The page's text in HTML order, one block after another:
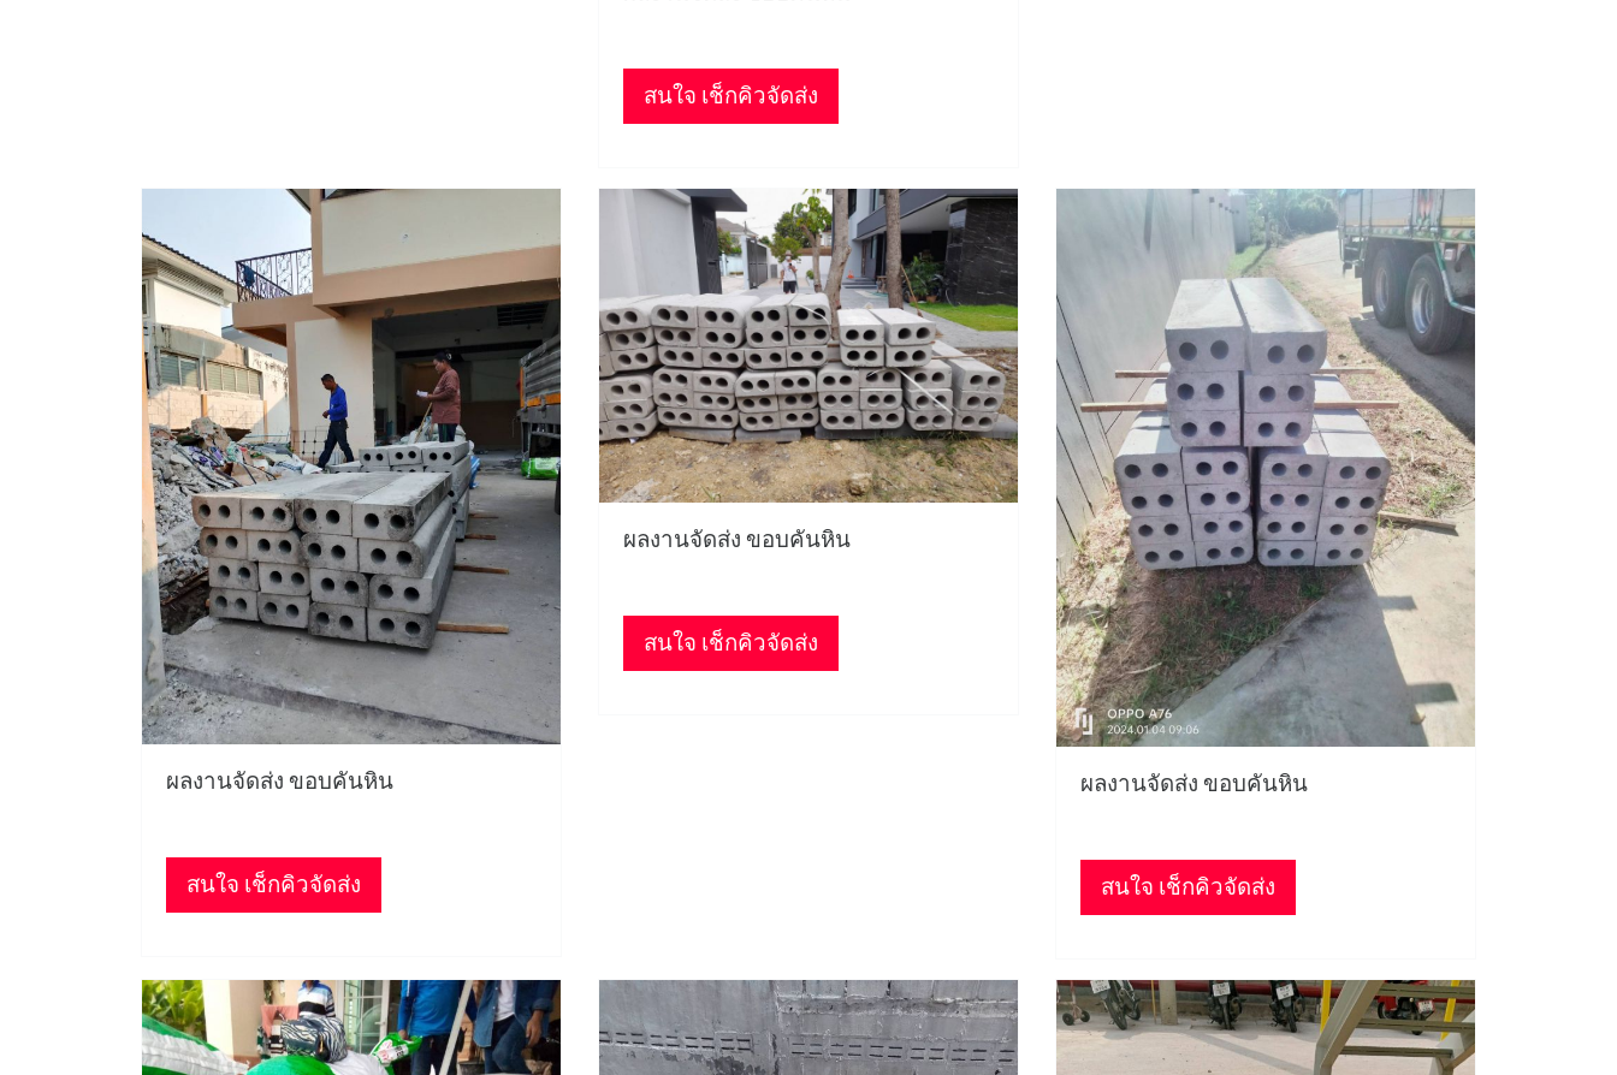
สนใจ เช็กคิวจัดส่ง
ผลงานจัดส่ง ขอบคันหิน
สนใจ เช็กคิวจัดส่ง
ผลงานจัดส่ง ขอบคันหิน
สนใจ เช็กคิวจัดส่ง
ผลงานจัดส่ง ขอบคันหิน
สนใจ เช็กคิวจัดส่ง